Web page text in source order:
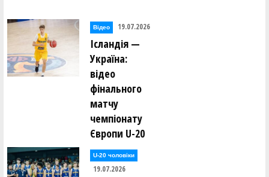
Відео 19.07.2026
Ісландія —
Україна:
відео
фінального
матчу
чемпіонату
Європи U-20
U-20 чоловіки
19.07.2026